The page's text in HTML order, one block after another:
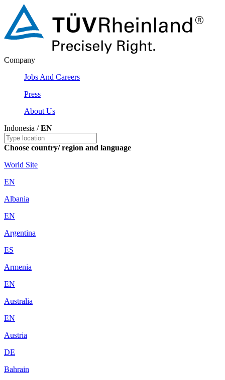
Company
Jobs And Careers
Press
About Us
Indonesia /EN
Choose country/ region and language
World Site
EN
Albania
EN
Argentina
ES
Armenia
EN
Australia
EN
Austria
DE
Bahrain